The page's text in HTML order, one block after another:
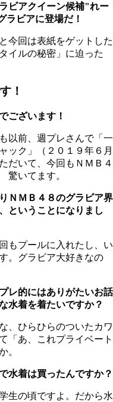
ビアクイーン候補"れー
ラビアに登場だ！
今回は表紙をゲットした
イルの秘密」に迫った
！
ございます！
前、週プレさんで「一
ック」（２０１９年６月
だいて、今回もＮＭＢ４
いてます。
ＭＢ４８のグラビア界
ということになりまし
プールに入れたし、い
。グラビア大好きなの
レ的にはありがたいお話
水着を着たいですか？
、ひらひらのついたカワ
「あ、これプライベート
。
着は買ったんですか？
生の頃ですよ。だから水